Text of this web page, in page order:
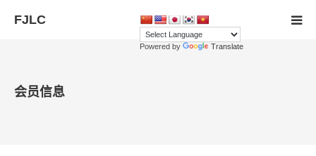
Powered by Translate
会员信息
会员注册